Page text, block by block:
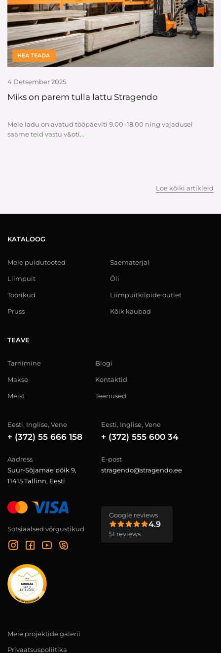
HEA TEADA
4 Detsember 2025
Miks on parem tulla lattu Stragendo
Meie ladu on avatud tööpäeviti 9.00–18.00 ning vajadusel
saame teid vastu v&oti...
Loe kõiki artikleid
KATALOOG
Meie puidutooted
Liimpuit
Toorikud
Pruss
Saematerjal
Õli
Liimpuitkilpide outlet
Kõik kaubad
TEAVE
Tarnimine
Makse
Meist
Blogi
Kontaktid
Teenused
Eesti, Inglise, Vene
+ (372) 55 666 158
Eesti, Inglise, Vene
+ (372) 555 600 34
Aadress
Suur-Sõjamäe põik 9,
11415 Tallinn, Eesti
E-post
stragendo@stragendo.ee
Sotsiaalsed võrgustikud
Google reviews
4.9
51 reviews
Meie projektide galerii
Privaatsuspoliitika